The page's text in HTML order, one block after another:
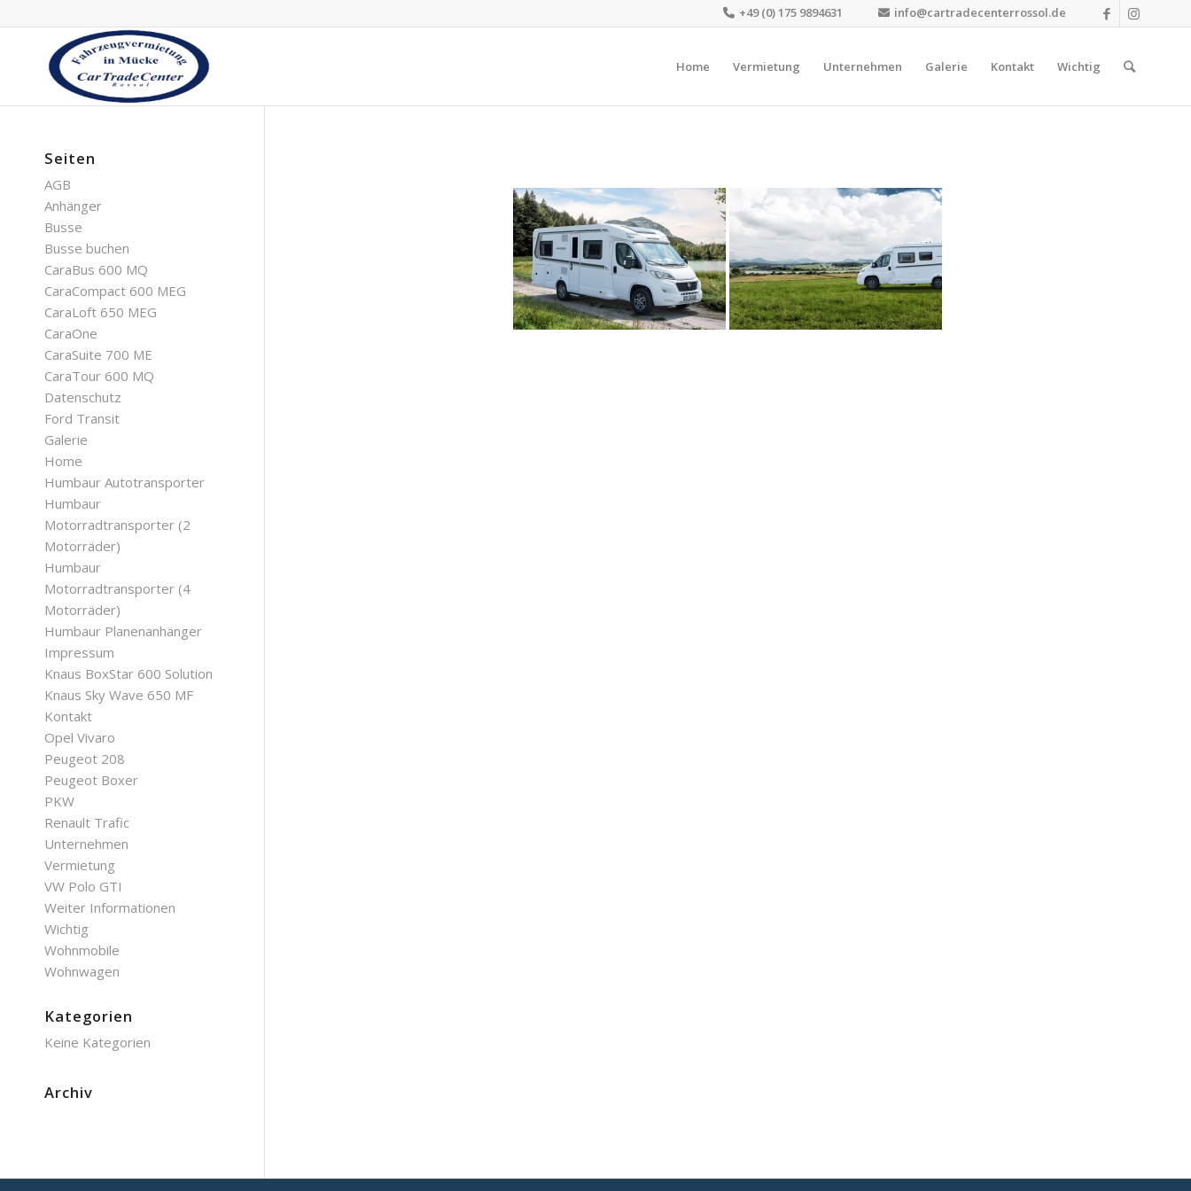
+49 (0) 175 9894631 info@cartradecenterrossol.de
Home Vermietung Unternehmen Galerie Kontakt Wichtig
Seiten
AGB
Anhänger
Busse
Busse buchen
CaraBus 600 MQ
CaraCompact 600 MEG
CaraLoft 650 MEG
CaraOne
CaraSuite 700 ME
CaraTour 600 MQ
Datenschutz
Ford Transit
Galerie
Home
Humbaur Autotransporter
Humbaur
Motorradtransporter (2
Motorräder)
Humbaur
Motorradtransporter (4
Motorräder)
Humbaur Planenanhänger
Impressum
Knaus BoxStar 600 Solution
Knaus Sky Wave 650 MF
Kontakt
Opel Vivaro
Peugeot 208
Peugeot Boxer
PKW
Renault Trafic
Unternehmen
Vermietung
VW Polo GTI
Weiter Informationen
Wichtig
Wohnmobile
Wohnwagen
Kategorien
Keine Kategorien
Archiv